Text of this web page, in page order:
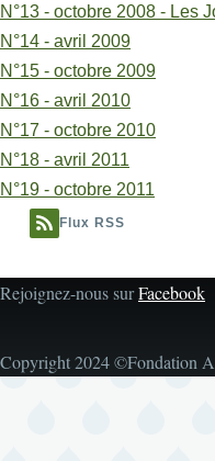
N°13 - octobre 2008 - Les
N°14 - avril 2009
N°15 - octobre 2009
N°16 - avril 2010
N°17 - octobre 2010
N°18 - avril 2011
N°19 - octobre 2011
Flux RSS
Rejoignez-nous surFacebook
Copyright 2024 ©Fondation